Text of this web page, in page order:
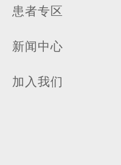
患者专区
新闻中心
加入我们